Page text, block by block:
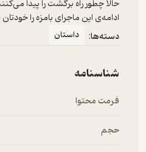
ادامه‌ی این ماجرای بامزه را خودتان
دسته‌ها: داستان
شناسنامه
فرمت محتوا
حجم